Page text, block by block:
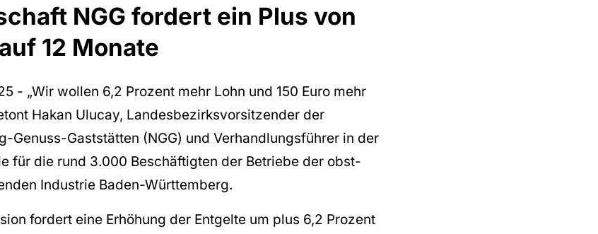
NGG fordert ein Plus von
12 Monate
- „Wir wollen 6,2 Prozent mehr Lohn und 150 Euro mehr
Hakan Ulucay, Landesbezirksvorsitzender der
Genuss-Gaststätten (NGG) und Verhandlungsführer in der
für die rund 3.000 Beschäftigten der Betriebe der obst-
Industrie Baden-Württemberg.
fordert eine Erhöhung der Entgelte um plus 6,2 Prozent